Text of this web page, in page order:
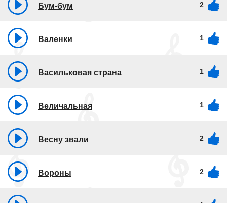
Бум-бум 2
Валенки 1
Васильковая страна 1
Величальная 1
Весну звали 2
Вороны 2